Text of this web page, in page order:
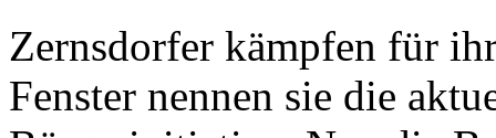
Zernsdorfer kämpfen für
Fenster nennen sie die